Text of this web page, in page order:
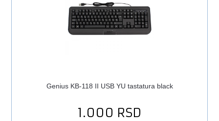
Genius KB-118 II USB YU tastatura black
1.000 RSD